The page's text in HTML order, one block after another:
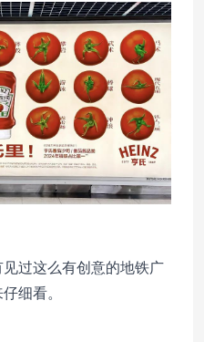
过这么有创意的地铁广
细看。